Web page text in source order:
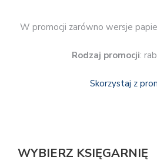
W promocji zarówno wersje
Rodzaj promocji:
Skorzystaj z
WYBIERZ KSIĘGARNIĘ